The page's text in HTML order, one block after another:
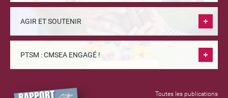
AGIR ET SOUTENIR
PTSM : CMSEA ENGAGÉ !
Toutes les publications